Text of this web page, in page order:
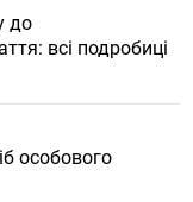
до
всі подробиці
особового